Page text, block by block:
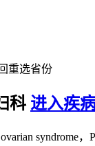
重选省份
科 进入疾
syndrome